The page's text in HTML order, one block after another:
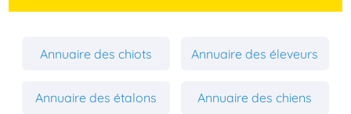
Annuaire des chiots Annuaire des éleveurs
Annuaire des étalons Annuaire des chiens